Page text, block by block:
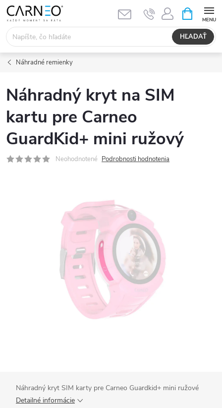
Prejsť
obsah
HĽADAŤ
KOŠÍK
Náhradné remienky
Náhradný kryt na SIM
kartu pre Carneo
GuardKid+ mini ružový
Neohodnotené Podrobnosti hodnotenia
Náhradný kryt SIM karty pre Carneo Guardkid+ mini ružové
Detailné informácie